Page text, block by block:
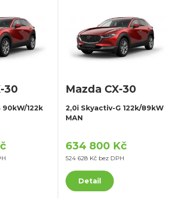
30
122k
Mazda CX-30
2,0i Skyactiv-G 122k/89kW
MAN
634 800 Kč
524 628 Kč bez DPH
Detail